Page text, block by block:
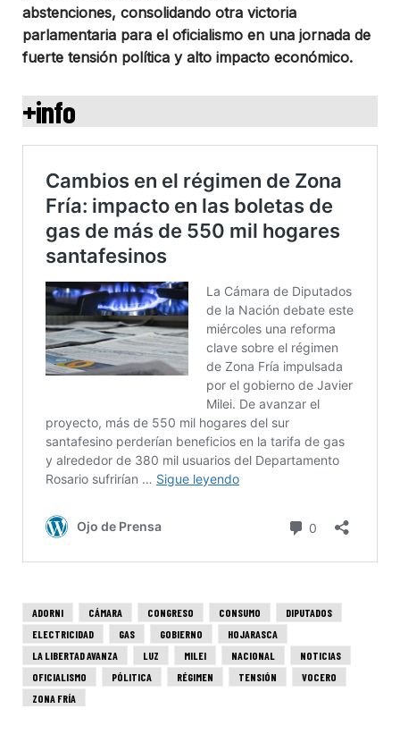
abstenciones, consolidando otra victoria
parlamentaria para el oficialismo en una jornada de
fuerte tensión política y alto impacto económico.
+info
ADORNI CÁMARA CONGRESO CONSUMO
DIPUTADOS
ELECTRICIDAD
GAS GOBIERNO
HOJARASCA
LA LIBERTAD AVANZA
LUZ MILEI NACIONAL
NOTICIAS
OFICIALISMO
PÓLITICA RÉGIMEN TENSIÓN
VOCERO
ZONA FRÍA